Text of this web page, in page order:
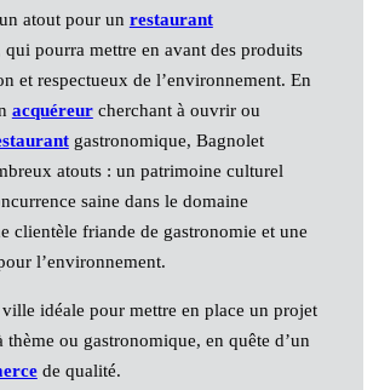
atout pour un restaurant
qui pourra mettre en avant des produits
et respectueux de l’environnement. En
acquéreurcherchant à ouvrir ou
gastronomique, Bagnolet
atouts : un patrimoine culturel
saine dans le domaine
clientèle friande de gastronomie et une
l’environnement.
ville idéale pour mettre en place un projet
thème ou gastronomique, en quête d’un
de qualité.